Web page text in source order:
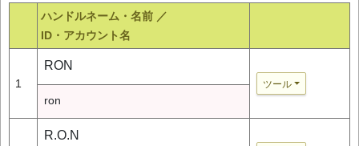
ハンドルネーム・名前 ／
ID・アカウント名
1
RON
ツール
ron
R.O.N